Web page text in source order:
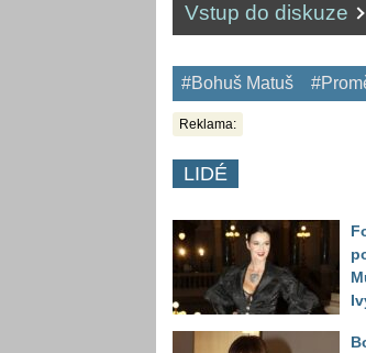
Vstup do diskuze
#Bohuš Matuš
Reklama:
LIDÉ